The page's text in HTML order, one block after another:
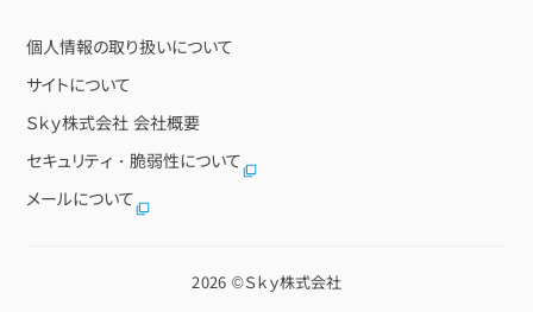
個人情報の取り扱いについて
サイトについて
Ｓｋｙ株式会社 会社概要
セキュリティ・脆弱性について
メールについて
2026 ©Ｓｋｙ株式会社